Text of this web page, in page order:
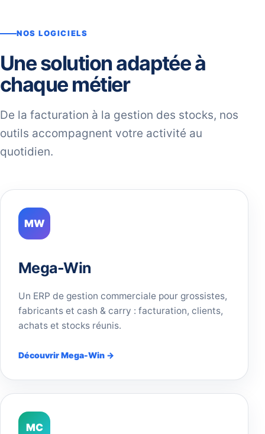
NOS LOGICIELS
Une solution adaptée à
chaque métier
De la facturation à la gestion des stocks, nos
outils accompagnent votre activité au
quotidien.
MW
Mega-Win
Un ERP de gestion commerciale pour grossistes,
fabricants et cash & carry : facturation, clients,
achats et stocks réunis.
Découvrir Mega-Win →
MC